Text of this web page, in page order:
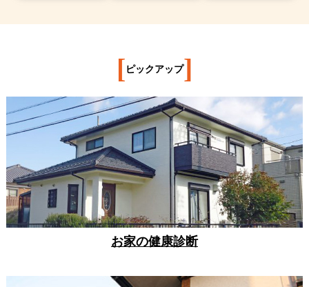
[ ピックアップ]
お家の健康診断